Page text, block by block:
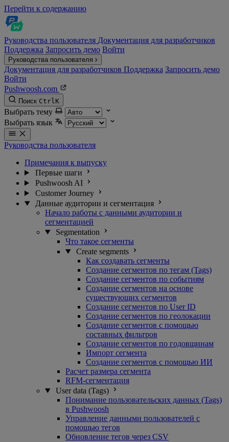
Перейти к содержанию
Руководства пользователя Документация для разработчиков
Поддержка Запросить демо Войти
Руководства пользователя
Документация для разработчиков Поддержка Запросить демо
Войти
Pushwoosh.com
Поиск CtrlK
Выбрать тему
Выбрать язык
Руководства пользователя
Примечания к выпуску
Первые шаги
Pushwoosh AI
Customer Journey
Данные аудитории и сегментация
Начало работы с данными аудитории и
сегментацией
Segmentation
Что такое сегменты
Create segments
Как создавать сегменты
Создание сегментов по тегам (Tags)
Создание сегментов по событиям
Создание сегментов на основе
существующих сегментов
Создание сегментов по User ID
Создание сегментов по геолокации
Создание сегментов с помощью
составных фильтров
Создание сегментов по годовщинам
Импорт сегмента
Создание сегментов с помощью ИИ
Расчет размера сегмента
RFM-сегментация
User data (Tags)
Понимание пользовательских данных (Tags)
в Pushwoosh
Управление данными пользователей с
помощью тегов
Обновление тегов через CSV